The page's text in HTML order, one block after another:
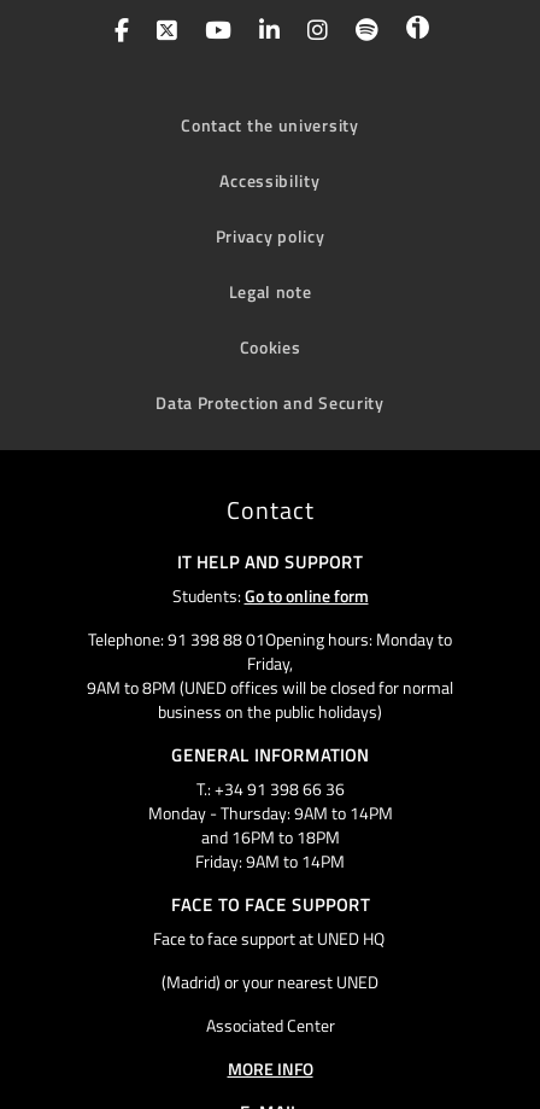
Contact the university
Accessibility
Privacy policy
Legal note
Cookies
Data Protection and Security
Contact
IT HELP AND SUPPORT
Students:Go to online form
Telephone: 91 398 88 01Opening hours: Monday to
Friday,
9AM to 8PM (UNED offices will be closed for normal
business on the public holidays)
GENERAL INFORMATION
T.: +34 91 398 66 36
Monday - Thursday: 9AM to 14PM
and 16PM to 18PM
Friday: 9AM to 14PM
FACE TO FACE SUPPORT
Face to face support at UNED HQ
(Madrid) or your nearest UNED
Associated Center
MORE INFO